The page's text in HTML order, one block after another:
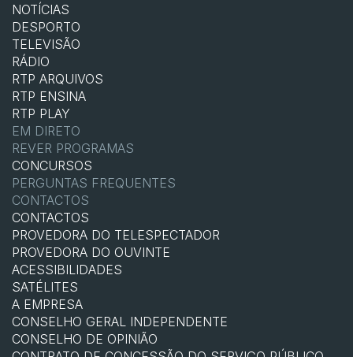
NOTÍCIAS
DESPORTO
TELEVISÃO
RÁDIO
RTP ARQUIVOS
RTP ENSINA
RTP PLAY
EM DIRETO
REVER PROGRAMAS
CONCURSOS
PERGUNTAS FREQUENTES
CONTACTOS
CONTACTOS
PROVEDORA DO TELESPECTADOR
PROVEDORA DO OUVINTE
ACESSIBILIDADES
SATÉLITES
A EMPRESA
CONSELHO GERAL INDEPENDENTE
CONSELHO DE OPINIÃO